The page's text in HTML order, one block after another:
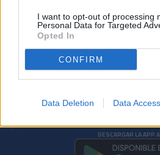
I want to opt-out of processing
Personal Data for Targeted
Opted In
CONFIRM
Data Deletion Data Access
PRIMER EQUIPO
DESCARGAR LA APP